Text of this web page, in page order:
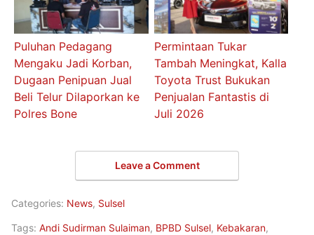
Puluhan Pedagang
Mengaku Jadi Korban,
Dugaan Penipuan Jual
Beli Telur Dilaporkan ke
Polres Bone
Permintaan Tukar
Tambah Meningkat, Kalla
Toyota Trust Bukukan
Penjualan Fantastis di
Juli 2026
Leave a Comment
Categories: News, Sulsel
Tags: Andi Sudirman Sulaiman, BPBD Sulsel, Kebakaran,